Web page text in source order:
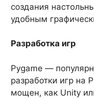
создания
удобным
Разработка игр
Pygame —
разработки игр на
мощен, как Unity